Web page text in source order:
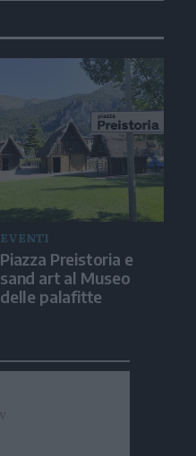
EVENTI
Piazza Preistoria e
sand art al Museo
delle palafitte